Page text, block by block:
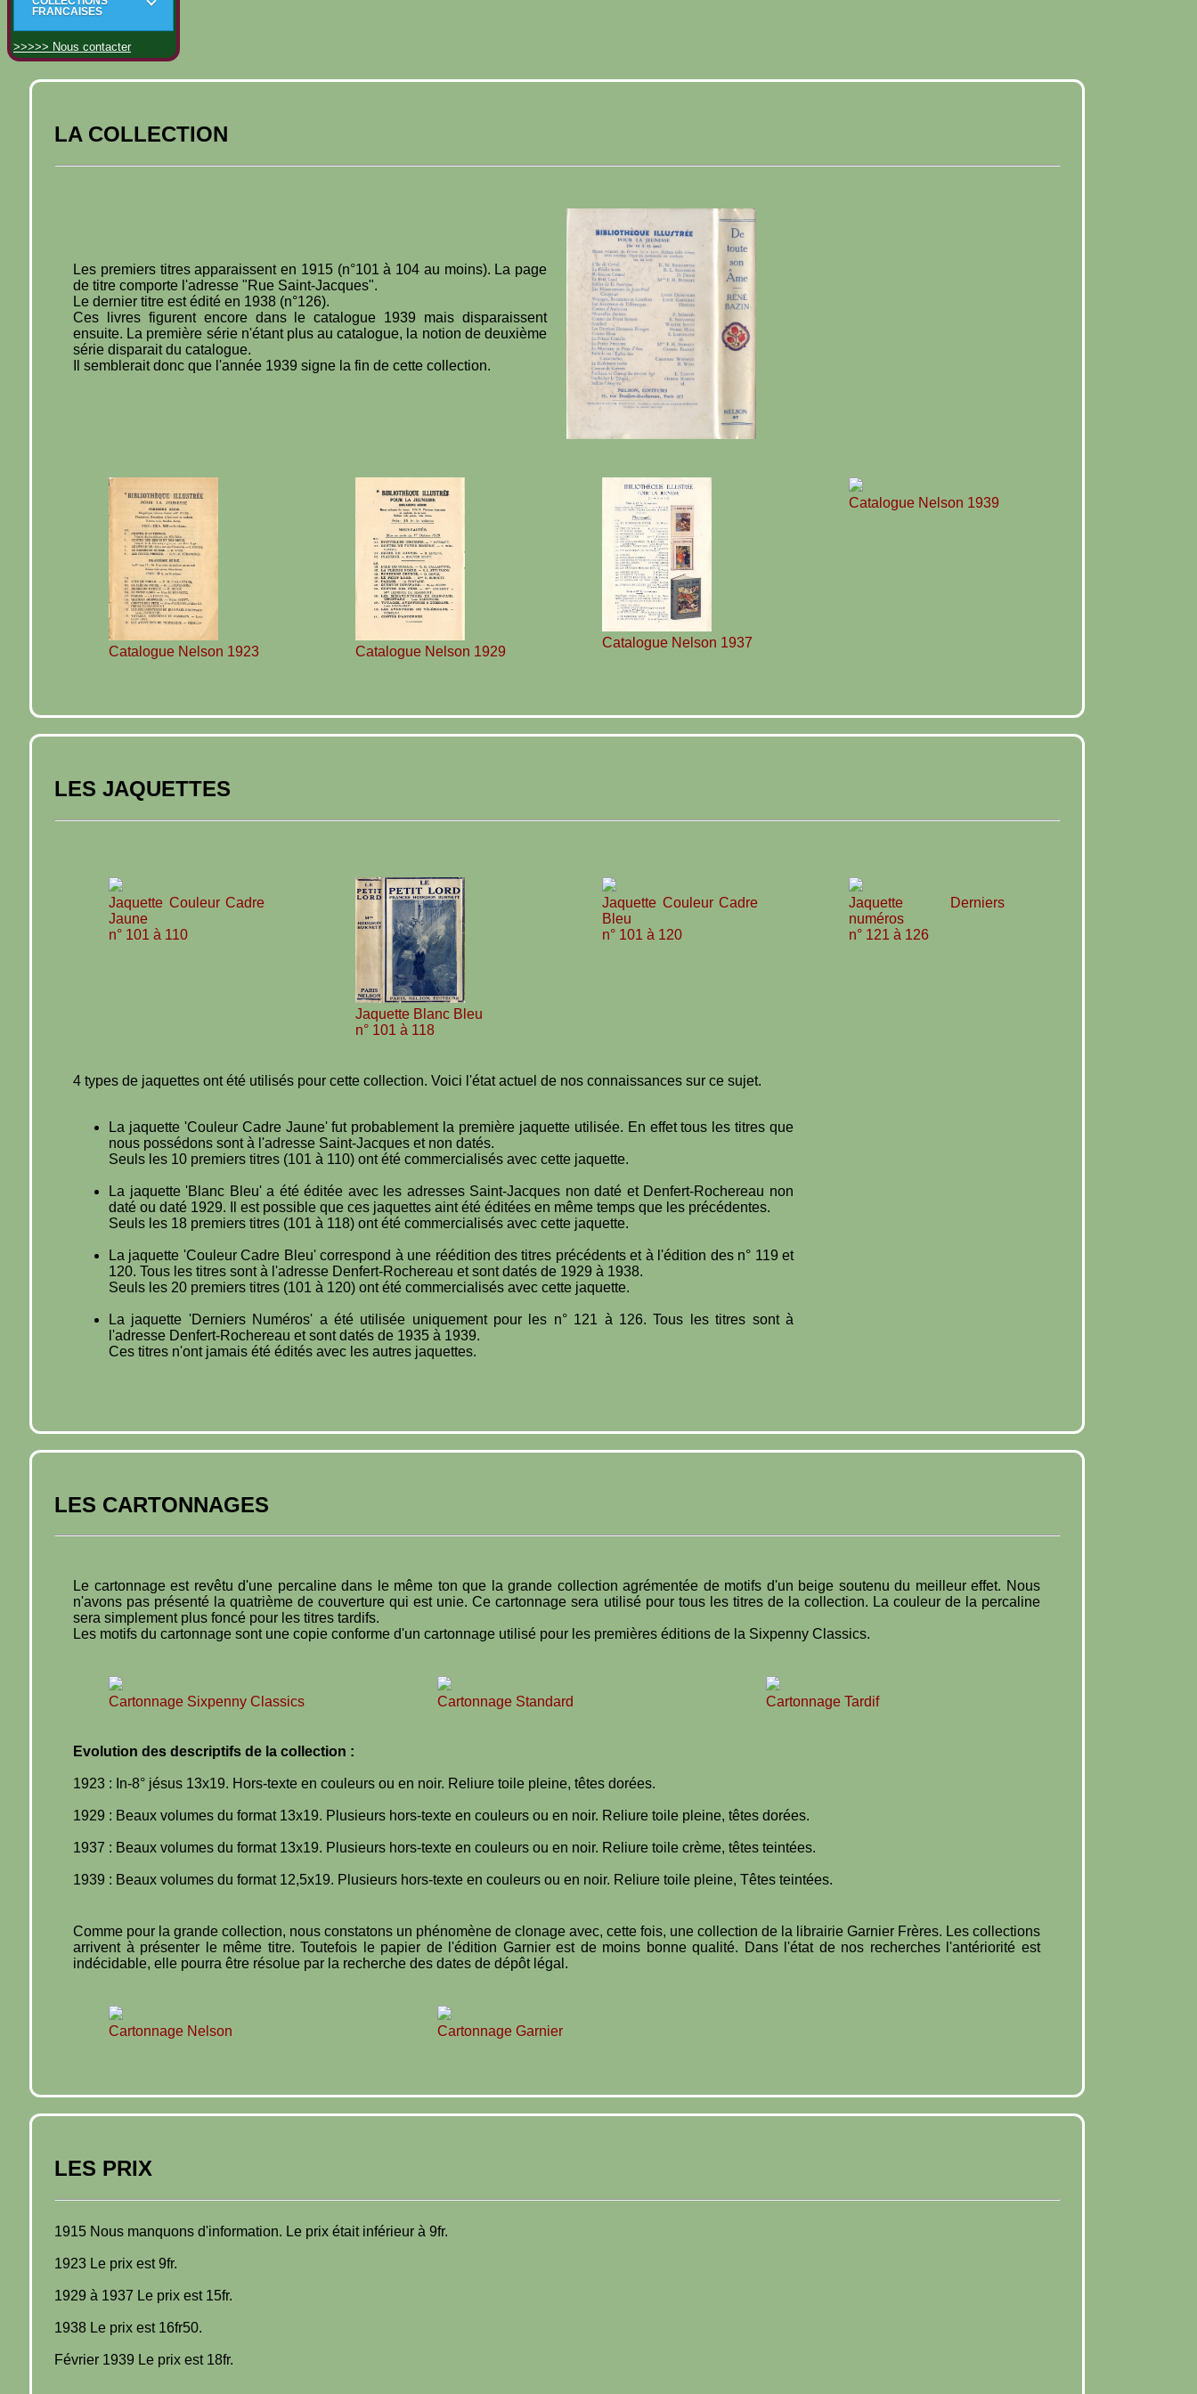
FRANCAISES
>>>>> Nous contacter
LA COLLECTION
Les premiers titres apparaissent en 1915 (n°101 à 104 au moins). La page
de titre comporte l'adresse "Rue Saint-Jacques".
Le dernier titre est édité en 1938 (n°126).
Ces livres figurent encore dans le catalogue 1939 mais disparaissent
ensuite. La première série n'étant plus au catalogue, la notion de deuxième
série disparait du catalogue.
Il semblerait donc que l'année 1939 signe la fin de cette collection.
Catalogue Nelson 1923 Catalogue Nelson 1929
Catalogue Nelson 1937
Catalogue Nelson 1939
LES JAQUETTES
Jaquette Couleur Cadre
Jaune
n° 101 à 110
Jaquette Blanc Bleu
n° 101 à 118
Jaquette Couleur Cadre
Bleu
n° 101 à 120
Jaquette Derniers
numéros
n° 121 à 126
4 types de jaquettes ont été utilisés pour cette collection. Voici l'état actuel de nos connaissances sur ce sujet.
La jaquette 'Couleur Cadre Jaune' fut probablement la première jaquette utilisée. En effet tous les titres que
nous possédons sont à l'adresse Saint-Jacques et non datés.
Seuls les 10 premiers titres (101 à 110) ont été commercialisés avec cette jaquette.
La jaquette 'Blanc Bleu' a été éditée avec les adresses Saint-Jacques non daté et Denfert-Rochereau non
daté ou daté 1929. Il est possible que ces jaquettes aint été éditées en même temps que les précédentes.
Seuls les 18 premiers titres (101 à 118) ont été commercialisés avec cette jaquette.
La jaquette 'Couleur Cadre Bleu' correspond à une réédition des titres précédents et à l'édition des n° 119 et
120. Tous les titres sont à l'adresse Denfert-Rochereau et sont datés de 1929 à 1938.
Seuls les 20 premiers titres (101 à 120) ont été commercialisés avec cette jaquette.
La jaquette 'Derniers Numéros' a été utilisée uniquement pour les n° 121 à 126. Tous les titres sont à
l'adresse Denfert-Rochereau et sont datés de 1935 à 1939.
Ces titres n'ont jamais été édités avec les autres jaquettes.
LES CARTONNAGES
Le cartonnage est revêtu d'une percaline dans le même ton que la grande collection agrémentée de motifs d'un beige soutenu du meilleur effet. Nous
n'avons pas présenté la quatrième de couverture qui est unie. Ce cartonnage sera utilisé pour tous les titres de la collection. La couleur de la percaline
sera simplement plus foncé pour les titres tardifs.
Les motifs du cartonnage sont une copie conforme d'un cartonnage utilisé pour les premières éditions de la Sixpenny Classics.
Cartonnage Sixpenny Classics Cartonnage Standard Cartonnage Tardif
Evolution des descriptifs de la collection :
1923 : In-8° jésus 13x19. Hors-texte en couleurs ou en noir. Reliure toile pleine, têtes dorées.
1929 : Beaux volumes du format 13x19. Plusieurs hors-texte en couleurs ou en noir. Reliure toile pleine, têtes dorées.
1937 : Beaux volumes du format 13x19. Plusieurs hors-texte en couleurs ou en noir. Reliure toile crème, têtes teintées.
1939 : Beaux volumes du format 12,5x19. Plusieurs hors-texte en couleurs ou en noir. Reliure toile pleine, Têtes teintées.
Comme pour la grande collection, nous constatons un phénomène de clonage avec, cette fois, une collection de la librairie Garnier Frères. Les collections
arrivent à présenter le même titre. Toutefois le papier de l'édition Garnier est de moins bonne qualité. Dans l'état de nos recherches l'antériorité est
indécidable, elle pourra être résolue par la recherche des dates de dépôt légal.
Cartonnage Nelson Cartonnage Garnier
LES PRIX
1915 Nous manquons d'information. Le prix était inférieur à 9fr.
1923 Le prix est 9fr.
1929 à 1937 Le prix est 15fr.
1938 Le prix est 16fr50.
Février 1939 Le prix est 18fr.